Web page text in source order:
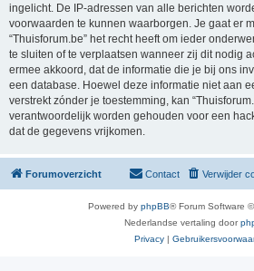
ingelicht. De IP-adressen van alle berichten
voorwaarden te kunnen waarborgen. Je gaat er
“Thuisforum.be” het recht heeft om ieder
te sluiten of te verplaatsen wanneer zij dit nodig
ermee akkoord, dat de informatie die je bij ons
een database. Hoewel deze informatie niet aan
verstrekt zónder je toestemming, kan
verantwoordelijk worden gehouden voor een
dat de gegevens vrijkomen.
Forumoverzicht Verwijder
Contact
Powered by phpBB® Forum Software
Nederlandse vertaling door
Privacy |